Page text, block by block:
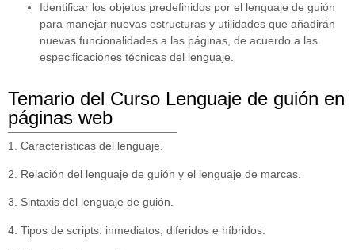
Identificar los objetos predefinidos por el lenguaje de guión
para manejar nuevas estructuras y utilidades que añadirán
nuevas funcionalidades a las páginas, de acuerdo a las
especificaciones técnicas del lenguaje.
Temario del Curso Lenguaje de guión en
páginas web
1. Características del lenguaje.
2. Relación del lenguaje de guión y el lenguaje de marcas.
3. Sintaxis del lenguaje de guión.
4. Tipos de scripts: inmediatos, diferidos e híbridos.